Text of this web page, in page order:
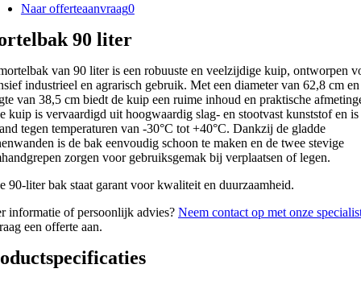
Naar offerteaanvraag0
90 liter
van 90 liter is een robuuste en veelzijdige kuip, ontworpen
industrieel en agrarisch gebruik. Met een diameter van 62,8 cm en
van 38,5 cm biedt de kuip een ruime inhoud en praktische
kuip is vervaardigd uit hoogwaardig slag- en stootvast kunststof en is
tegen temperaturen van -30°C tot +40°C. Dankzij de gladde
is de bak eenvoudig schoon te maken en de twee stevige
zorgen voor gebruiksgemak bij verplaatsen of legen.
90-liter bak staat garant voor kwaliteit en duurzaamheid.
informatie of persoonlijk advies? Neem contact op met onze
een offerte aan.